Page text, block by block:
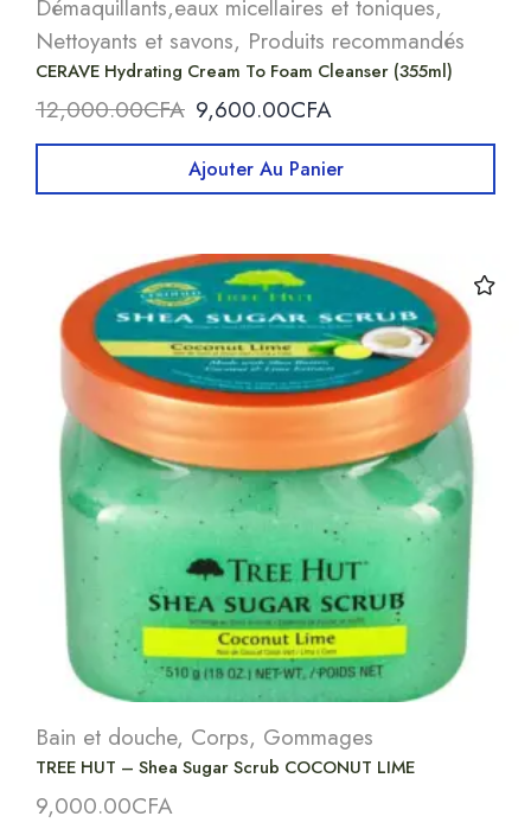
Démaquillants,eaux micellaires et toniques,
Nettoyants et savons, Produits recommandés
CERAVE Hydrating Cream To Foam Cleanser (355ml)
12,000.00CFA 9,600.00CFA
Ajouter Au Panier
Bain et douche, Corps, Gommages
TREE HUT – Shea Sugar Scrub COCONUT LIME
9,000.00CFA